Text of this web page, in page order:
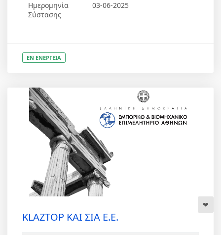
Ημερομηνία
Σύστασης
03-06-2025
ΕΝ ΕΝΕΡΓΕΙΑ
KLAZTOP ΚΑΙ ΣΙΑ Ε.Ε.